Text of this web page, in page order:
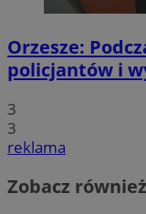
Orzesze:
policjantów i
3
3
reklama
Zobacz również